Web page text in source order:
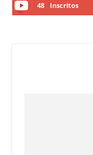
48 Inscritos